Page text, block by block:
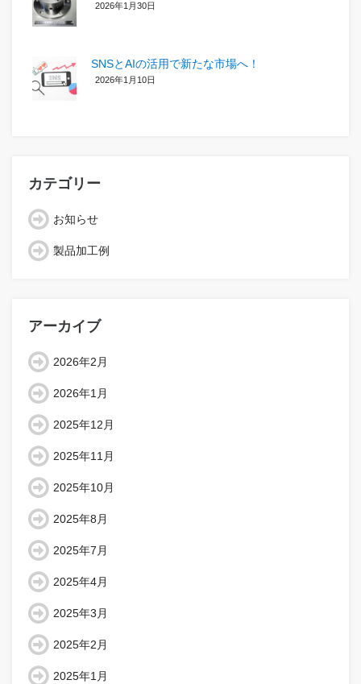
2026年1月30日
SNSとAIの活用で新たな市場へ！
2026年1月10日
カテゴリー
お知らせ
製品加工例
アーカイブ
2026年2月
2026年1月
2025年12月
2025年11月
2025年10月
2025年8月
2025年7月
2025年4月
2025年3月
2025年2月
2025年1月